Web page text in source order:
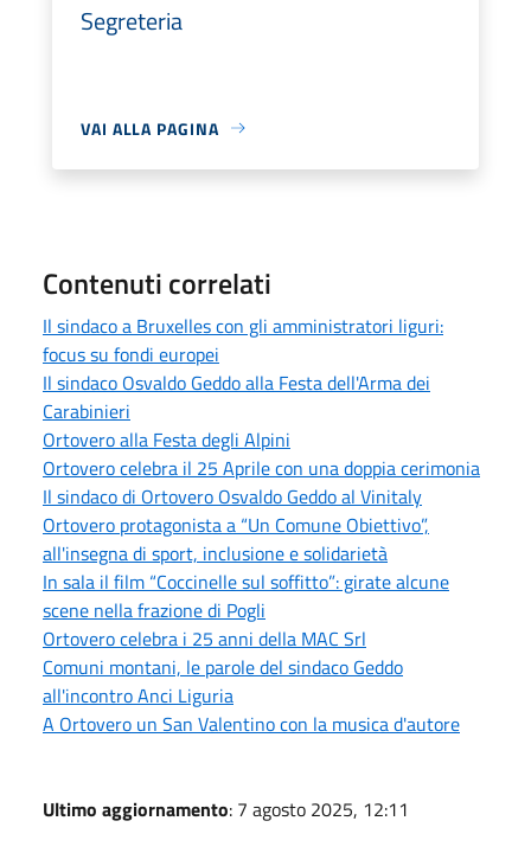
Segreteria
VAI ALLA PAGINA
Contenuti correlati
Il sindaco a Bruxelles con gli amministratori liguri:
focus su fondi europei
Il sindaco Osvaldo Geddo alla Festa dell'Arma dei
Carabinieri
Ortovero alla Festa degli Alpini
Ortovero celebra il 25 Aprile con una doppia cerimonia
Il sindaco di Ortovero Osvaldo Geddo al Vinitaly
Ortovero protagonista a “Un Comune Obiettivo”,
all'insegna di sport, inclusione e solidarietà
In sala il film “Coccinelle sul soffitto”: girate alcune
scene nella frazione di Pogli
Ortovero celebra i 25 anni della MAC Srl
Comuni montani, le parole del sindaco Geddo
all'incontro Anci Liguria
A Ortovero un San Valentino con la musica d'autore
Ultimo aggiornamento: 7 agosto 2025, 12:11